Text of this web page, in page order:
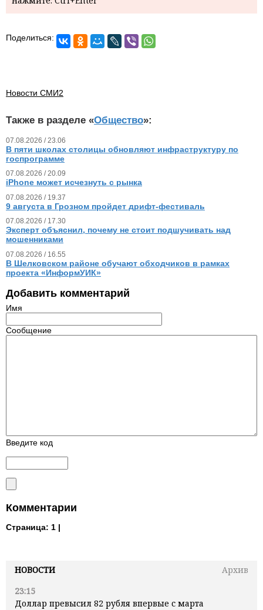
НОВОСТИ
Архив
23:15
Доллар превысил 82 рубля впервые с марта
Поделиться:
Новости СМИ2
Также в разделе «Общество»:
07.08.2026 / 23.06
В пяти школах столицы обновляют инфраструктуру по
госпрограмме
07.08.2026 / 20.09
iPhone может исчезнуть с рынка
07.08.2026 / 19.37
9 августа в Грозном пройдет дрифт-фестиваль
07.08.2026 / 17.30
Эксперт объяснил, почему не стоит подшучивать над
мошенниками
07.08.2026 / 16.55
В Шелковском районе обучают обходчиков в рамках
проекта «ИнформУИК»
Добавить комментарий
Имя
Сообщение
Введите код
Комментарии
Страница: 1 |